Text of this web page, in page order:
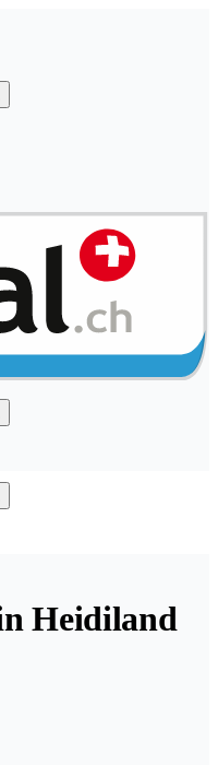
Heidiland